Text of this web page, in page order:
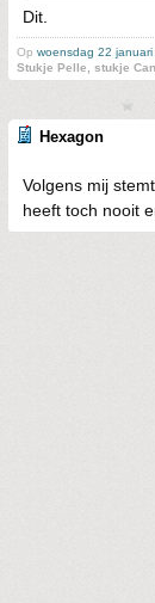
Dit.
Op woensdag 22
Stukje Pelle, stukje
Hexagon
Volgens mij
heeft toch nooit